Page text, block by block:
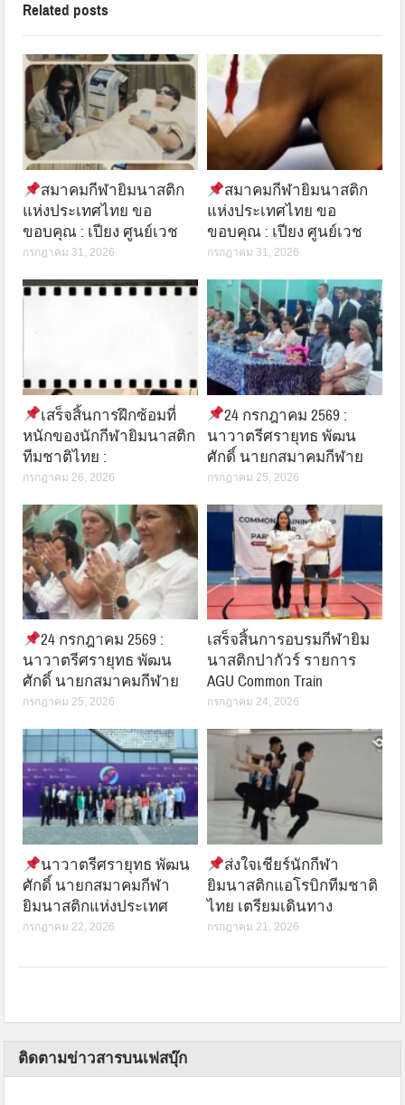
Related posts
สมาคมกีฬายิมนาสติก
แห่งประเทศไทย ขอ
ขอบคุณ : เปียง ศูนย์เวช
กรกฎาคม 31, 2026
สมาคมกีฬายิมนาสติก
แห่งประเทศไทย ขอ
ขอบคุณ : เปียง ศูนย์เวช
กรกฎาคม 31, 2026
เสร็จสิ้นการฝึกซ้อมที่
หนักของนักกีฬายิมนาสติก
ทีมชาติไทย :
กรกฎาคม 26, 2026
24 กรกฎาคม 2569 :
นาวาตรีศรายุทธ พัฒน
ศักดิ์ นายกสมาคมกีฬาย
กรกฎาคม 25, 2026
24 กรกฎาคม 2569 :
นาวาตรีศรายุทธ พัฒน
ศักดิ์ นายกสมาคมกีฬาย
กรกฎาคม 25, 2026
เสร็จสิ้นการอบรมกีฬายิม
นาสติกปากัวร์ รายการ
AGU Common Train
กรกฎาคม 24, 2026
นาวาตรีศรายุทธ พัฒน
ศักดิ์ นายกสมาคมกีฬา
ยิมนาสติกแห่งประเทศ
กรกฎาคม 22, 2026
ส่งใจเชียร์นักกีฬา
ยิมนาสติกแอโรบิกทีมชาติ
ไทย เตรียมเดินทาง
กรกฎาคม 21, 2026
ติดตามข่าวสารบนเฟสบุ๊ก